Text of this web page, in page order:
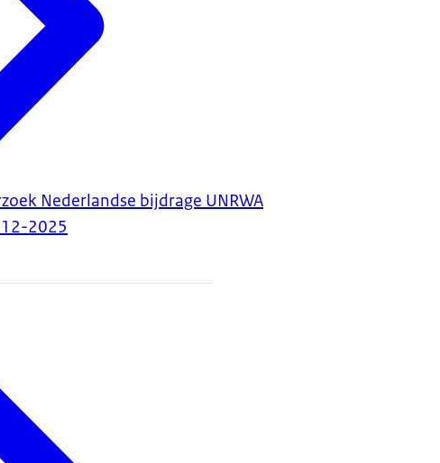
Nederlandse bijdrage UNRWA
2025